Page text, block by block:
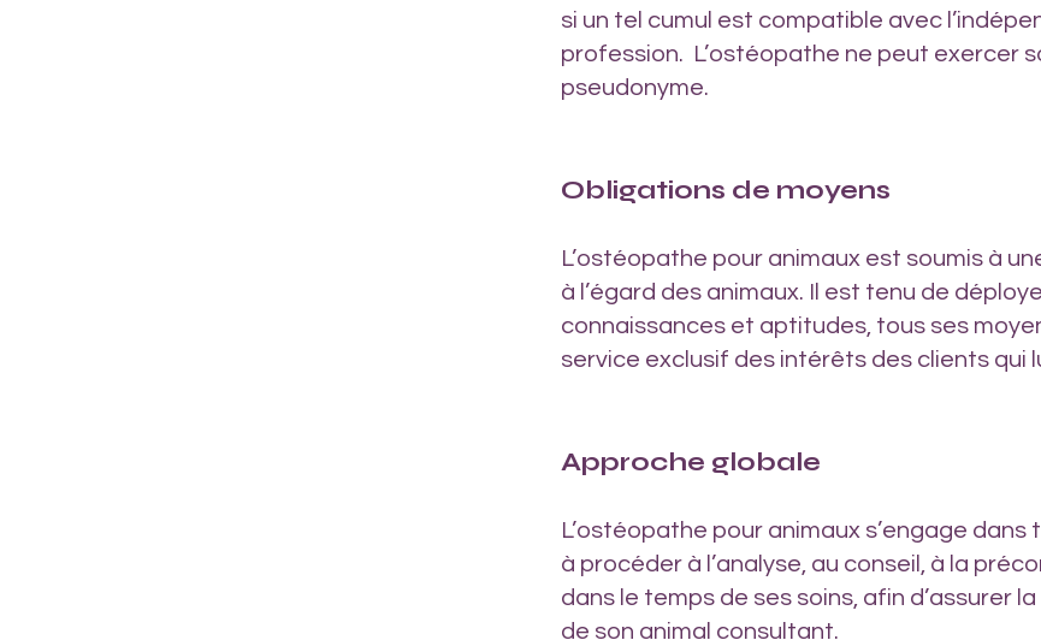
si un tel cumul est compatible avec
profession. L’ostéopathe ne peut exercer
pseudonyme.
Obligations de moyens
L’ostéopathe pour animaux est soumis à
à l’égard des animaux. Il est tenu de
connaissances et aptitudes, tous ses
service exclusif des intérêts des clients qui
Approche globale
L’ostéopathe pour animaux s’engage
à procéder à l’analyse, au conseil, à la
dans le temps de ses soins, afin d’assurer
de son animal consultant.